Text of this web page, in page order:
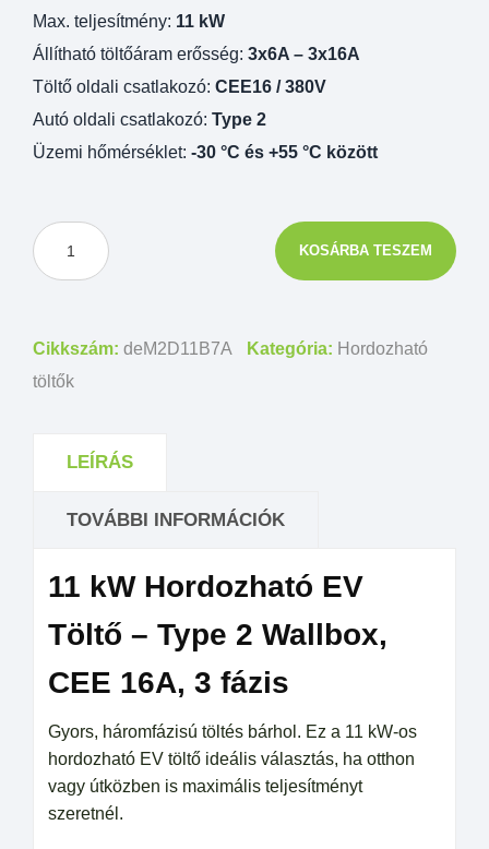
Max. teljesítmény: 11 kW
Állítható töltőáram erősség: 3x6A – 3x16A
Töltő oldali csatlakozó: CEE16 / 380V
Autó oldali csatlakozó: Type 2
Üzemi hőmérséklet: -30 °C és +55 °C között
KOSÁRBA TESZEM
Cikkszám: deM2D11B7A Kategória: Hordozható
töltők
LEÍRÁS
TOVÁBBI INFORMÁCIÓK
11 kW Hordozható EV
Töltő – Type 2 Wallbox,
CEE 16A, 3 fázis
Gyors, háromfázisú töltés bárhol. Ez a 11 kW-os
hordozható EV töltő ideális választás, ha otthon
vagy útközben is maximális teljesítményt
szeretnél.